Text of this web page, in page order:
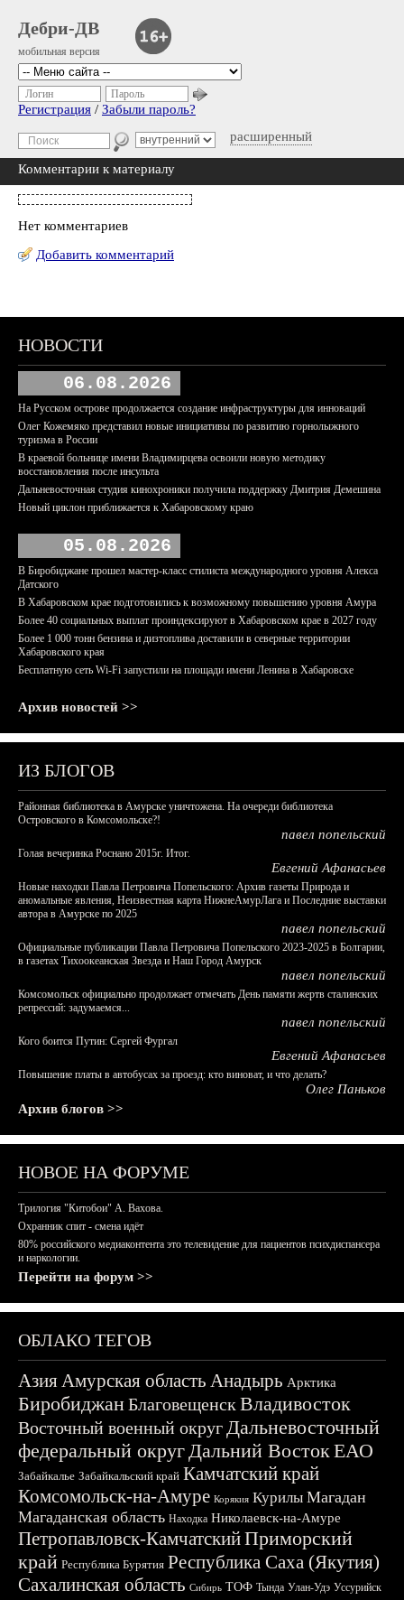
Дебри-ДВ
мобильная версия
расширенный
Логин Пароль
Регистрация / Забыли пароль?
Комментарии к материалу
Нет комментариев
Добавить комментарий
НОВОСТИ
06.08.2026
На Русском острове продолжается создание инфраструктуры для инноваций
Олег Кожемяко представил новые инициативы по развитию горнолыжного
туризма в России
В краевой больнице имени Владимирцева освоили новую методику
восстановления после инсульта
Дальневосточная студия кинохроники получила поддержку Дмитрия Демешина
Новый циклон приближается к Хабаровскому краю
05.08.2026
В Биробиджане прошел мастер-класс стилиста международного уровня Алекса
Датского
В Хабаровском крае подготовились к возможному повышению уровня Амура
Более 40 социальных выплат проиндексируют в Хабаровском крае в 2027 году
Более 1 000 тонн бензина и дизтоплива доставили в северные территории
Хабаровского края
Бесплатную сеть Wi-Fi запустили на площади имени Ленина в Хабаровске
Архив новостей >>
ИЗ БЛОГОВ
Районная библиотека в Амурске уничтожена. На очереди библиотека
Островского в Комсомольске?!
павел попельский
Голая вечеринка Роснано 2015г. Итог.
Евгений Афанасьев
Новые находки Павла Петровича Попельского: Архив газеты Природа и
аномальные явления, Неизвестная карта НижнеАмурЛага и Последние выставки
автора в Амурске по 2025
павел попельский
Официальные публикации Павла Петровича Попельского 2023-2025 в Болгарии,
в газетах Тихоокеанская Звезда и Наш Город Амурск
павел попельский
Комсомольск официально продолжает отмечать День памяти жертв сталинских
репрессий: задумаемся...
павел попельский
Кого боится Путин: Сергей Фургал
Евгений Афанасьев
Повышение платы в автобусах за проезд: кто виноват, и что делать?
Олег Паньков
Архив блогов >>
НОВОЕ НА ФОРУМЕ
Трилогия "Китобои" А. Вахова.
Охранник спит - смена идёт
80% российского медиаконтента это телевидение для пациентов психдиспансера
и наркологии.
Перейти на форум >>
ОБЛАКО ТЕГОВ
АзияАмурская область Анадырь Арктика
БиробиджанБлаговещенскВладивосток
Восточный военный округДальневосточный
федеральный округДальний ВостокЕАО
Забайкалье Забайкальский край Камчатский край
Комсомольск-на-Амуре Корякия Курилы Магадан
Магаданская область Находка Николаевск-на-Амуре
Петропавловск-КамчатскийПриморский
край Республика Бурятия Республика Саха (Якутия)
Сахалинская область Сибирь ТОФ Тында Улан-Удэ Уссурийск